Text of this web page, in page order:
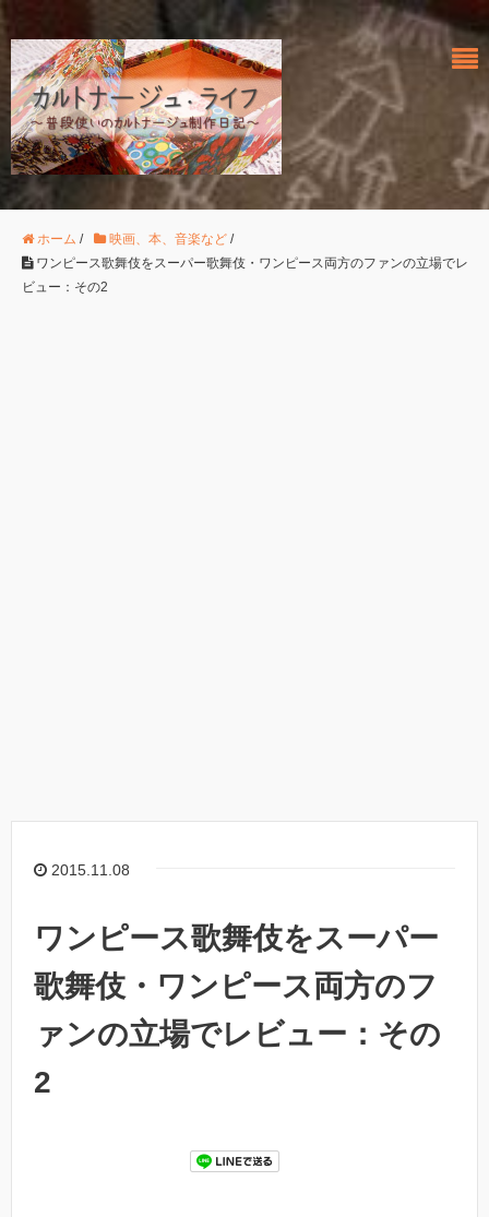
ホーム / 映画、本、音楽など /
ワンピース歌舞伎をスーパー歌舞伎・ワンピース両方のファンの立場でレ
ビュー：その2
2015.11.08
ワンピース歌舞伎をスーパー
歌舞伎・ワンピース両方のフ
ァンの立場でレビュー：その
2